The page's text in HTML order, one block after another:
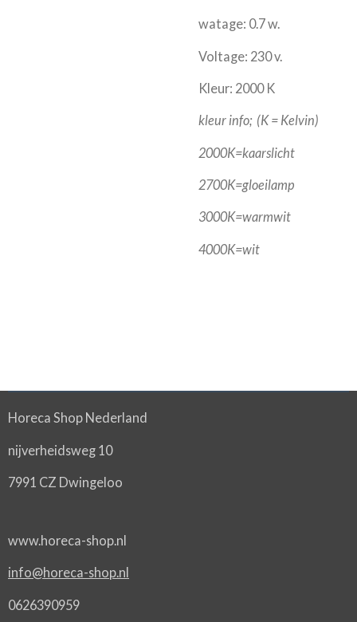
watage: 0.7 w.
Voltage: 230 v.
Kleur: 2000 K
kleur info; (K = Kelvin)
2000K=kaarslicht
2700K=gloeilamp
3000K=warmwit
4000K=wit
Horeca Shop Nederland
nijverheidsweg 10
7991 CZ Dwingeloo
www.horeca-shop.nl
info@horeca-shop.nl
0626390959